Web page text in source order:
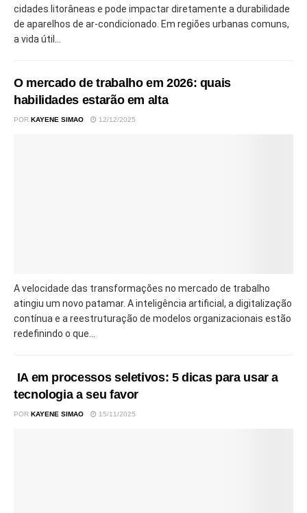
cidades litorâneas e pode impactar diretamente a durabilidade
de aparelhos de ar-condicionado. Em regiões urbanas comuns,
a vida útil...
O mercado de trabalho em 2026: quais
habilidades estarão em alta
POR KAYENE SIMAO 12/12/2025
A velocidade das transformações no mercado de trabalho
atingiu um novo patamar. A inteligência artificial, a digitalização
contínua e a reestruturação de modelos organizacionais estão
redefinindo o que...
IA em processos seletivos: 5 dicas para usar a
tecnologia a seu favor
POR KAYENE SIMAO 15/11/2025